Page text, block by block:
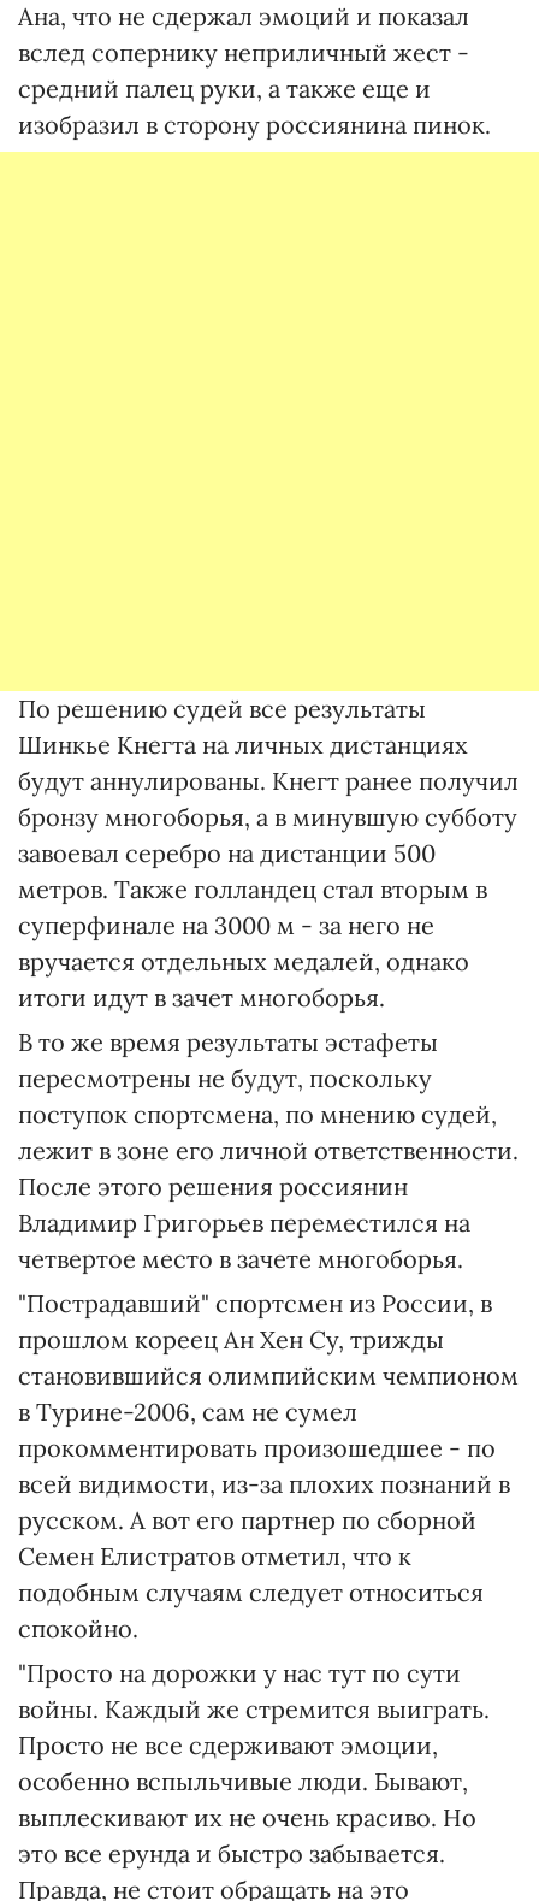
Ана, что не сдержал эмоций и показал
вслед сопернику неприличный жест -
средний палец руки, а также еще и
изобразил в сторону россиянина пинок.
По решению судей все результаты
Шинкье Кнегта на личных дистанциях
будут аннулированы. Кнегт ранее получил
бронзу многоборья, а в минувшую субботу
завоевал серебро на дистанции 500
метров. Также голландец стал вторым в
суперфинале на 3000 м - за него не
вручается отдельных медалей, однако
итоги идут в зачет многоборья.
В то же время результаты эстафеты
пересмотрены не будут, поскольку
поступок спортсмена, по мнению судей,
лежит в зоне его личной ответственности.
После этого решения россиянин
Владимир Григорьев переместился на
четвертое место в зачете многоборья.
"Пострадавший" спортсмен из России, в
прошлом кореец Ан Хен Су, трижды
становившийся олимпийским чемпионом
в Турине-2006, сам не сумел
прокомментировать произошедшее - по
всей видимости, из-за плохих познаний в
русском. А вот его партнер по сборной
Семен Елистратов отметил, что к
подобным случаям следует относиться
спокойно.
"Просто на дорожки у нас тут по сути
войны. Каждый же стремится выиграть.
Просто не все сдерживают эмоции,
особенно вспыльчивые люди. Бывают,
выплескивают их не очень красиво. Но
это все ерунда и быстро забывается.
Правда, не стоит обращать на это